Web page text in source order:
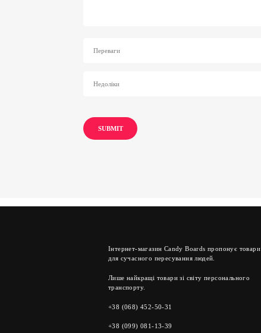
Інтернет-магазин Candy Boards пропонує товари
для сучасного пересування людей.
Лише найкращі товари зі світу персонального
транспорту.
+38 (068) 452-50-31
+38 (099) 081-13-39